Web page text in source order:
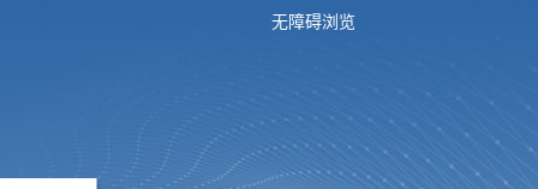
无障碍浏览